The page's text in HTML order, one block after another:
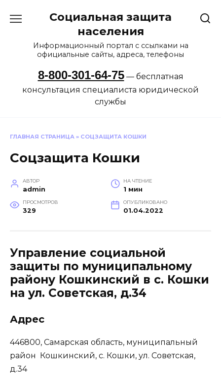
Социальная защита
населения
Информационный портал с ссылками на
официальные сайты, адреса, телефоны
8-800-301-64-75— бесплатная
консультация специалиста юридической
службы
ГЛАВНАЯ СТРАНИЦА » СОЦЗАЩИТА КОШКИ
Соцзащита Кошки
АВТОР
admin
НА ЧТЕНИЕ
1 мин
ПРОСМОТРОВ
329
ОПУБЛИКОВАНО
01.04.2022
Управление социальной
защиты по муниципальному
району Кошкинский в с. Кошки
на ул. Советская, д.34
Адрес
446800, Самарская область, муниципальный
район Кошкинский, с. Кошки, ул. Советская,
д.34